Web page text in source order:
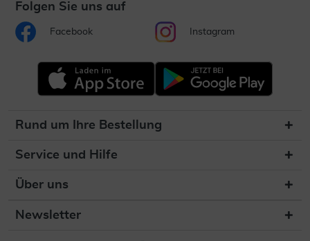
Folgen Sie uns auf
Facebook Instagram
Rund um Ihre Bestellung
Service und Hilfe
Über uns
Newsletter